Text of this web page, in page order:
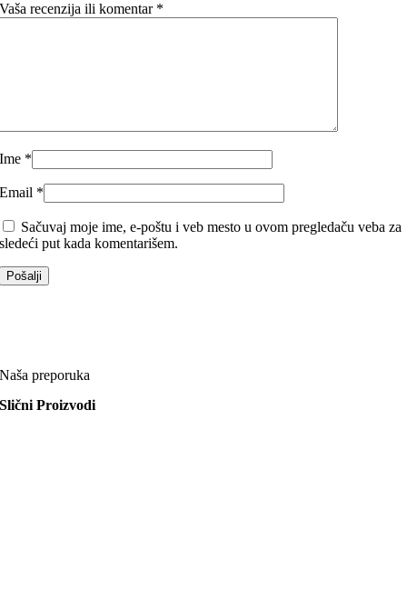
Vaša recenzija ili komentar *
Ime *
Email *
Sačuvaj moje ime, e-poštu i veb mesto u ovom pregledaču veba za
sledeći put kada komentarišem.
Naša preporuka
Slični Proizvodi